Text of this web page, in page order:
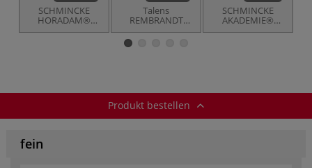
SCHMINCKE
HORADAM®
Künstler-
Talens
REMBRANDT
extrafeine
Aquarellfarbe,
SCHMINCKE
AKADEMIE®
Aquarell
Produkt bestellen
fein